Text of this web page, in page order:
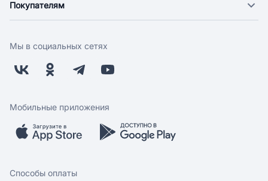
Новости
Поставщикам
Заводчикам
Обратная связь
Покупателям
Оплата
Бонусная программа
Скидки и акции
Мобильное приложение
Мы в социальных сетях
Мобильные приложения
Способы оплаты